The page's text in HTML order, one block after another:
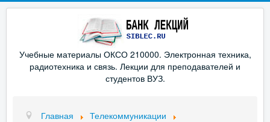
Учебные материалы ОКСО 210000. Электронная техника,
радиотехника и связь. Лекции для преподавателей и
студентов ВУЗ.
Главная Телекоммуникации